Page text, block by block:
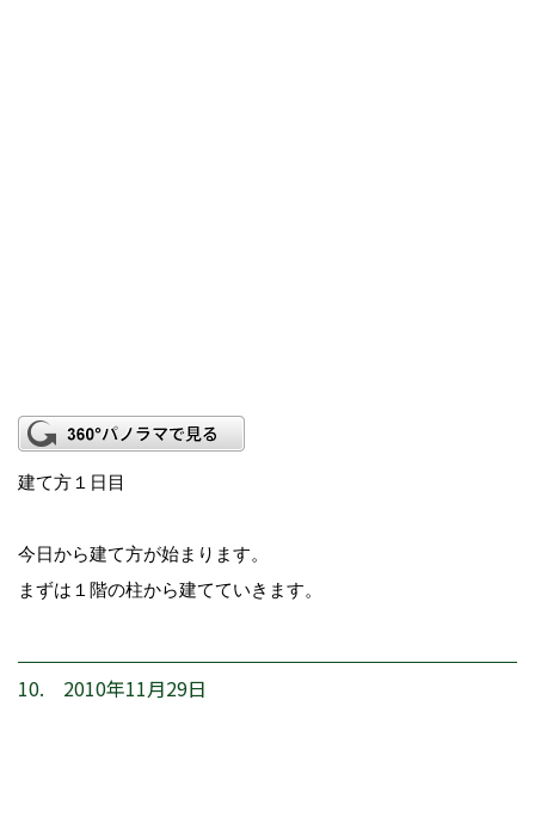
建て方１日目
今日から建て方が始まります。
まずは１階の柱から建てていきます。
10. 2010年11月29日